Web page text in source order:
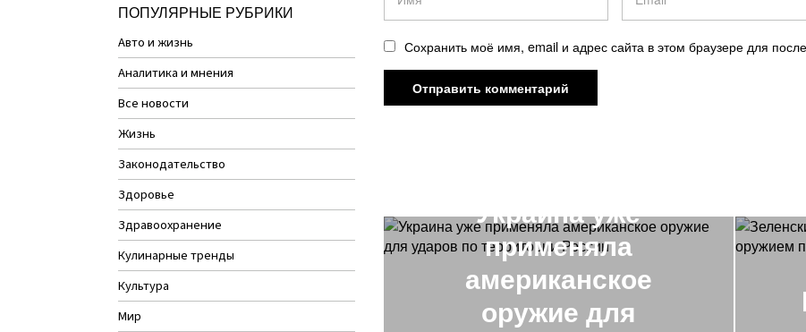
Сохранить моё имя, email и адрес сайта в этом браузере для
Украина уже
применяла
американское
оружие для
ПОПУЛЯРНЫЕ РУБРИКИ
Авто и жизнь
Аналитика и мнения
Все новости
Жизнь
Законодательство
Здоровье
Здравоохранение
Кулинарные тренды
Культура
Мир